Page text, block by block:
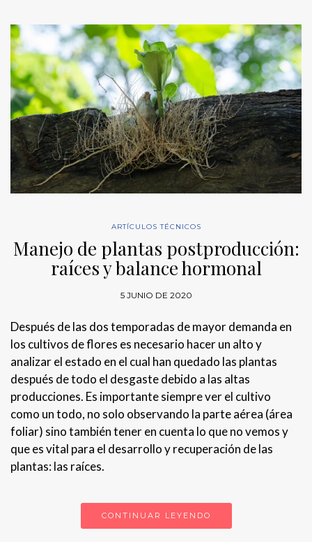
ARTÍCULOS TÉCNICOS
Manejo de plantas postproducción:
raíces y balance hormonal
5 JUNIO DE 2020
Después de las dos temporadas de mayor demanda en
los cultivos de flores es necesario hacer un alto y
analizar el estado en el cual han quedado las plantas
después de todo el desgaste debido a las altas
producciones. Es importante siempre ver el cultivo
como un todo, no solo observando la parte aérea (área
foliar) sino también tener en cuenta lo que no vemos y
que es vital para el desarrollo y recuperación de las
plantas: las raíces.
CONTINUAR LEYENDO